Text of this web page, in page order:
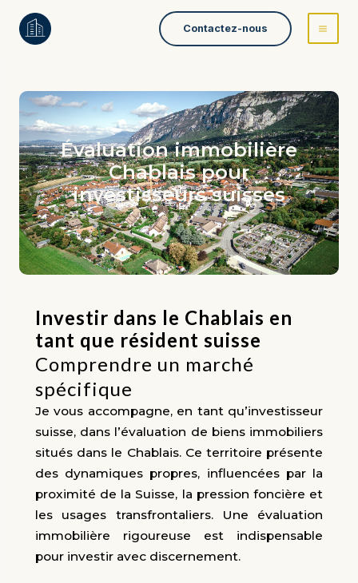
Contactez-nous
Évaluation immobilière
Chablais pour
investisseurs suisses
Investir dans le Chablais en
tant que résident suisse
Comprendre un marché
spécifique
Je vous accompagne, en tant qu’investisseur
suisse, dans l’évaluation de biens immobiliers
situés dans le Chablais. Ce territoire présente
des dynamiques propres, influencées par la
proximité de la Suisse, la pression foncière et
les usages transfrontaliers. Une évaluation
immobilière rigoureuse est indispensable
pour investir avec discernement.